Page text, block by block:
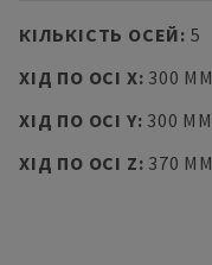
КІЛЬКІСТЬ ОСЕЙ: 5
ХІД ПО ОСІ X: 300 MM
ХІД ПО ОСІ Y: 300 MM
ХІД ПО ОСІ Z: 370 MM